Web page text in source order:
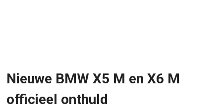
Nieuwe BMW X5 M en X6 M
officieel onthuld